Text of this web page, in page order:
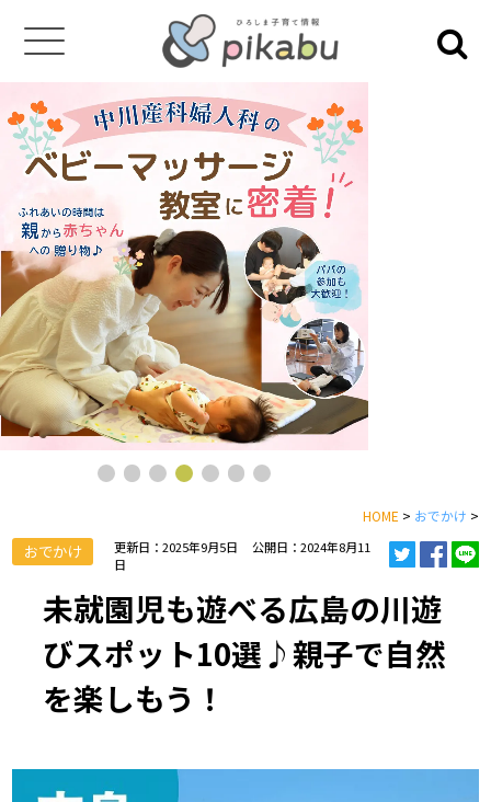
HOME > おでかけ >
おでかけ 更新日：2025年9月5日
公開日：2024年8月11
日
未就園児も遊べる広島の川遊
びスポット10選♪親子で自然
を楽しもう！